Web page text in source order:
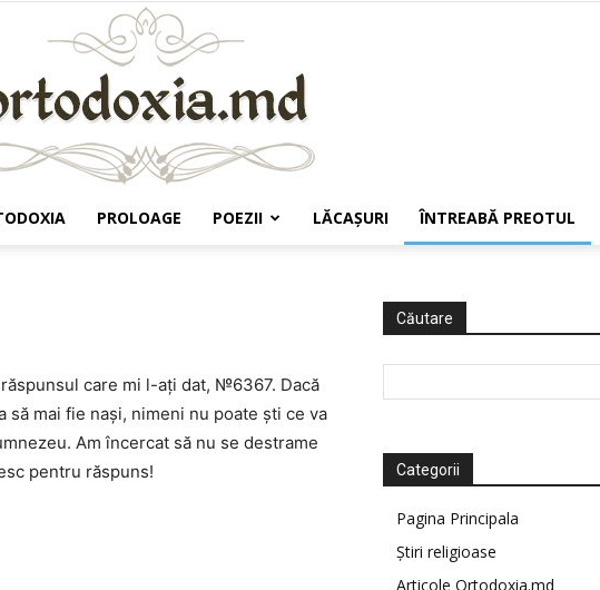
PROLOAGE POEZII LĂCAŞURI ÎNTREABĂ PREOTUL
care mi l-ați dat, №6367. Dacă
să mai fie nași, nimeni nu poate ști ce va
Am încercat să nu se destrame
pentru răspuns!
Căutare
Categorii
Pagina Principala
Știri religioase
Articole Ortodoxia.md